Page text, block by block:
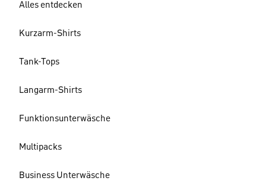
Alles entdecken
Kurzarm-Shirts
Tank-Tops
Langarm-Shirts
Funktionsunterwäsche
Multipacks
Business Unterwäsche